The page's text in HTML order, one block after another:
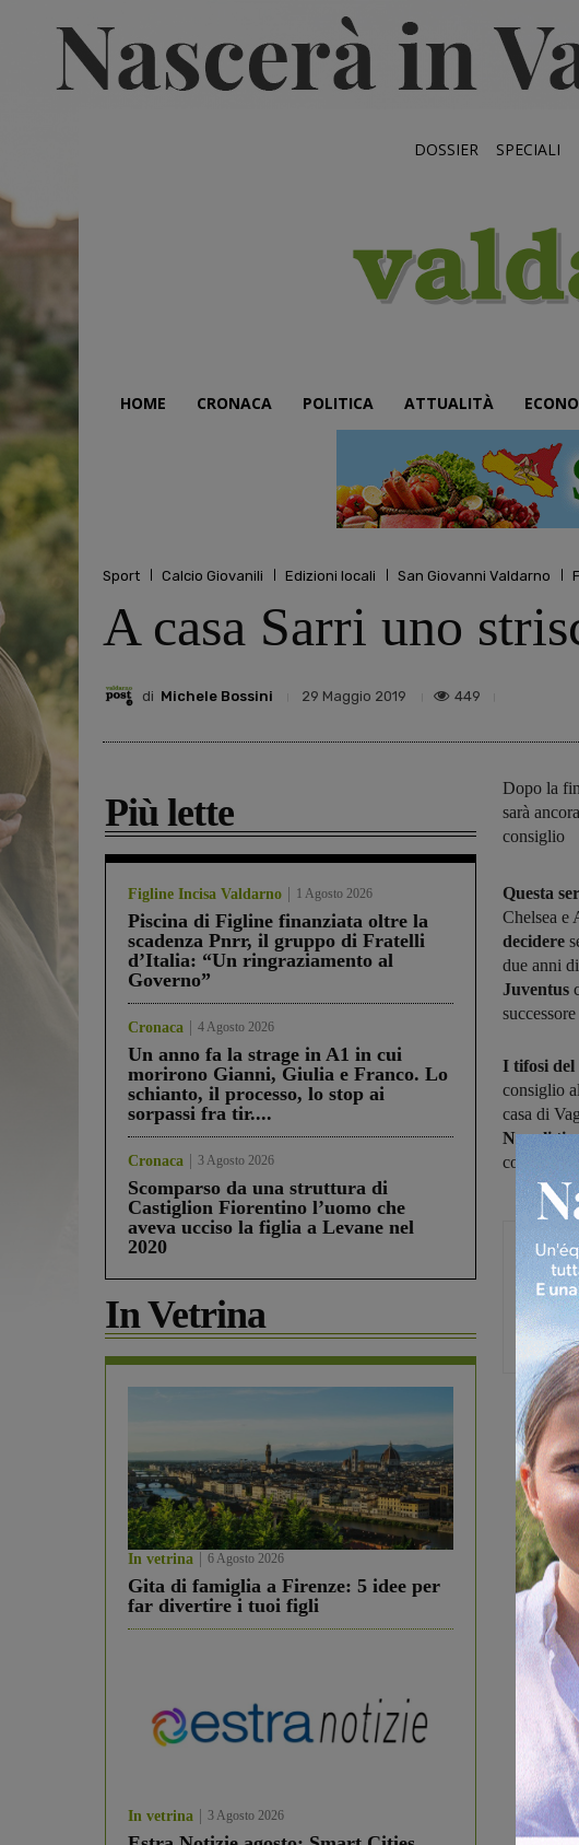
DOSSIER SPECIALI
HOME CRONACA POLITICA ATTUALITÀ
Sport Calcio Giovanili Edizioni locali San Giovanni Valdarno
A casa Sarri uno
di Michele Bossini 29 Maggio 2019 449
Più lette
Figline Incisa Valdarno 1 Agosto 2026
Piscina di Figline finanziata oltre la
scadenza Pnrr, il gruppo di Fratelli
d’Italia: “Un ringraziamento al
Governo”
Cronaca 4 Agosto 2026
Un anno fa la strage in A1 in cui
morirono Gianni, Giulia e Franco. Lo
schianto, il processo, lo stop ai
sorpassi fra tir....
Cronaca 3 Agosto 2026
Scomparso da una struttura di
Castiglion Fiorentino l’uomo che
aveva ucciso la figlia a Levane nel
2020
In Vetrina
In vetrina 6 Agosto 2026
Gita di famiglia a Firenze: 5 idee per
far divertire i tuoi figli
In vetrina 3 Agosto 2026
Dopo la
sarà
consiglio
Questa
Chelsea e
decidere
due anni
Juventus
I tifosi del
consiglio
casa di
Napoli ti
come